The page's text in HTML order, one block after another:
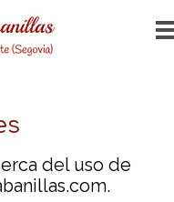
del uso de